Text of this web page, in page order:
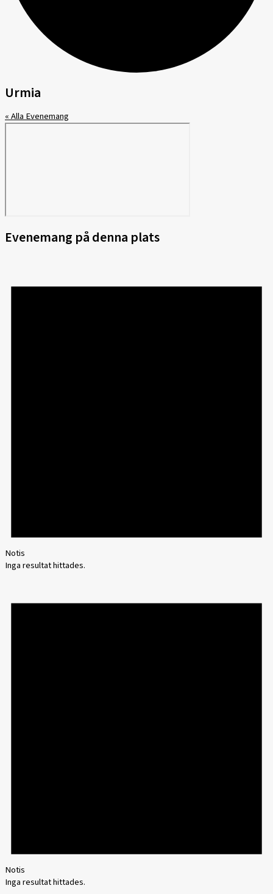
Urmia
« Alla Evenemang
Evenemang på denna plats
Notis
Inga resultat hittades.
Notis
Inga resultat hittades.